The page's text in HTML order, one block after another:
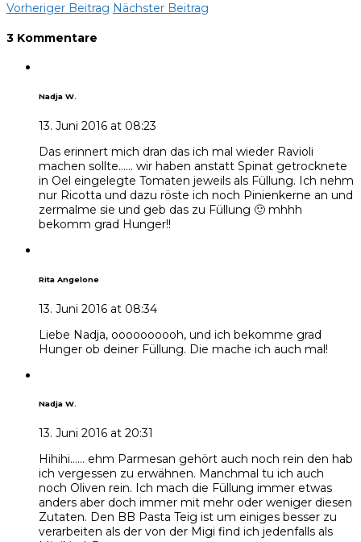
Vorheriger Beitrag Nächster Beitrag
3 Kommentare
Nadja W.
13. Juni 2016 at 08:23
Das erinnert mich dran das ich mal wieder Ravioli
machen sollte…… wir haben anstatt Spinat getrocknete
in Oel eingelegte Tomaten jeweils als Füllung. Ich nehm
nur Ricotta und dazu röste ich noch Pinienkerne an und
zermalme sie und geb das zu Füllung 🙂 mhhh
bekomm grad Hunger!!
Rita Angelone
13. Juni 2016 at 08:34
Liebe Nadja, oooooooooh, und ich bekomme grad
Hunger ob deiner Füllung. Die mache ich auch mal!
Nadja W.
13. Juni 2016 at 20:31
Hihihi…… ehm Parmesan gehört auch noch rein den hab
ich vergessen zu erwähnen. Manchmal tu ich auch
noch Oliven rein. Ich mach die Füllung immer etwas
anders aber doch immer mit mehr oder weniger diesen
Zutaten. Den BB Pasta Teig ist um einiges besser zu
verarbeiten als der von der Migi find ich jedenfalls als